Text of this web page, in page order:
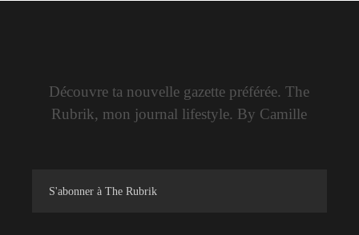
Découvre ta nouvelle gazette préférée. The
Rubrik, mon journal lifestyle. By Camille